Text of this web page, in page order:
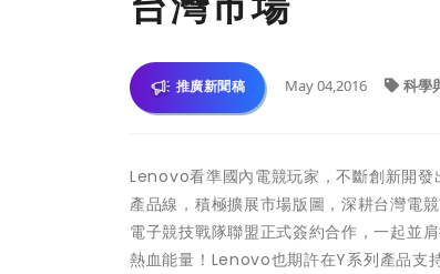
推廣新聞稿 May 04,2016 科學
Lenovo看準國內電競玩家，不斷創新開
產品線，積極擴展市場版圖，深耕台灣電
電子競技戰隊聯盟正式簽約合作，一起並
熱血能量！Lenovo也期許在Y系列產品支